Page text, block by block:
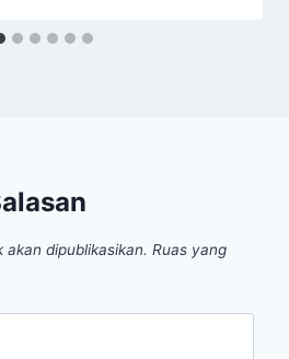
dipublikasikan. Ruas yang